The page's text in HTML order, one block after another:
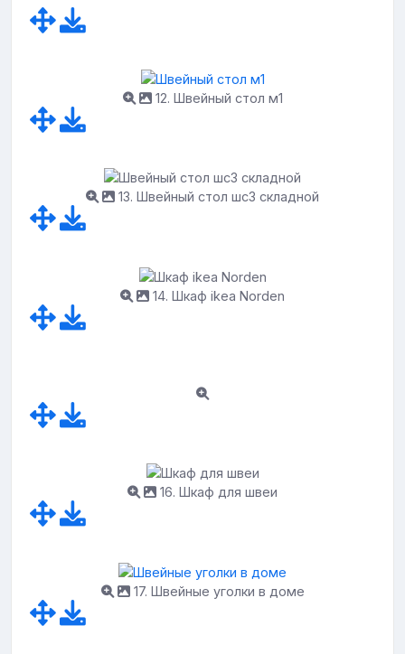
12. Швейный стол м1
13. Швейный стол шс3 складной
14. Шкаф ikea Norden
16. Шкаф для швеи
17. Швейные уголки в доме